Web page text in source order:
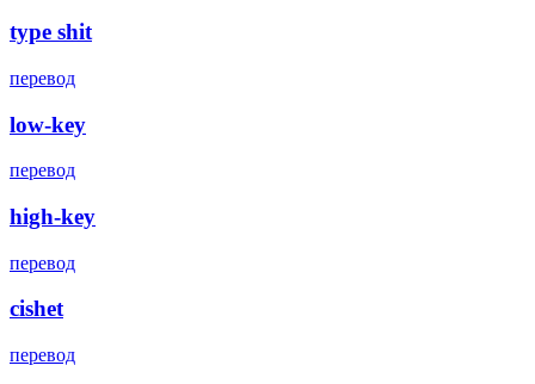
type shit
перевод
low-key
перевод
high-key
перевод
cishet
перевод